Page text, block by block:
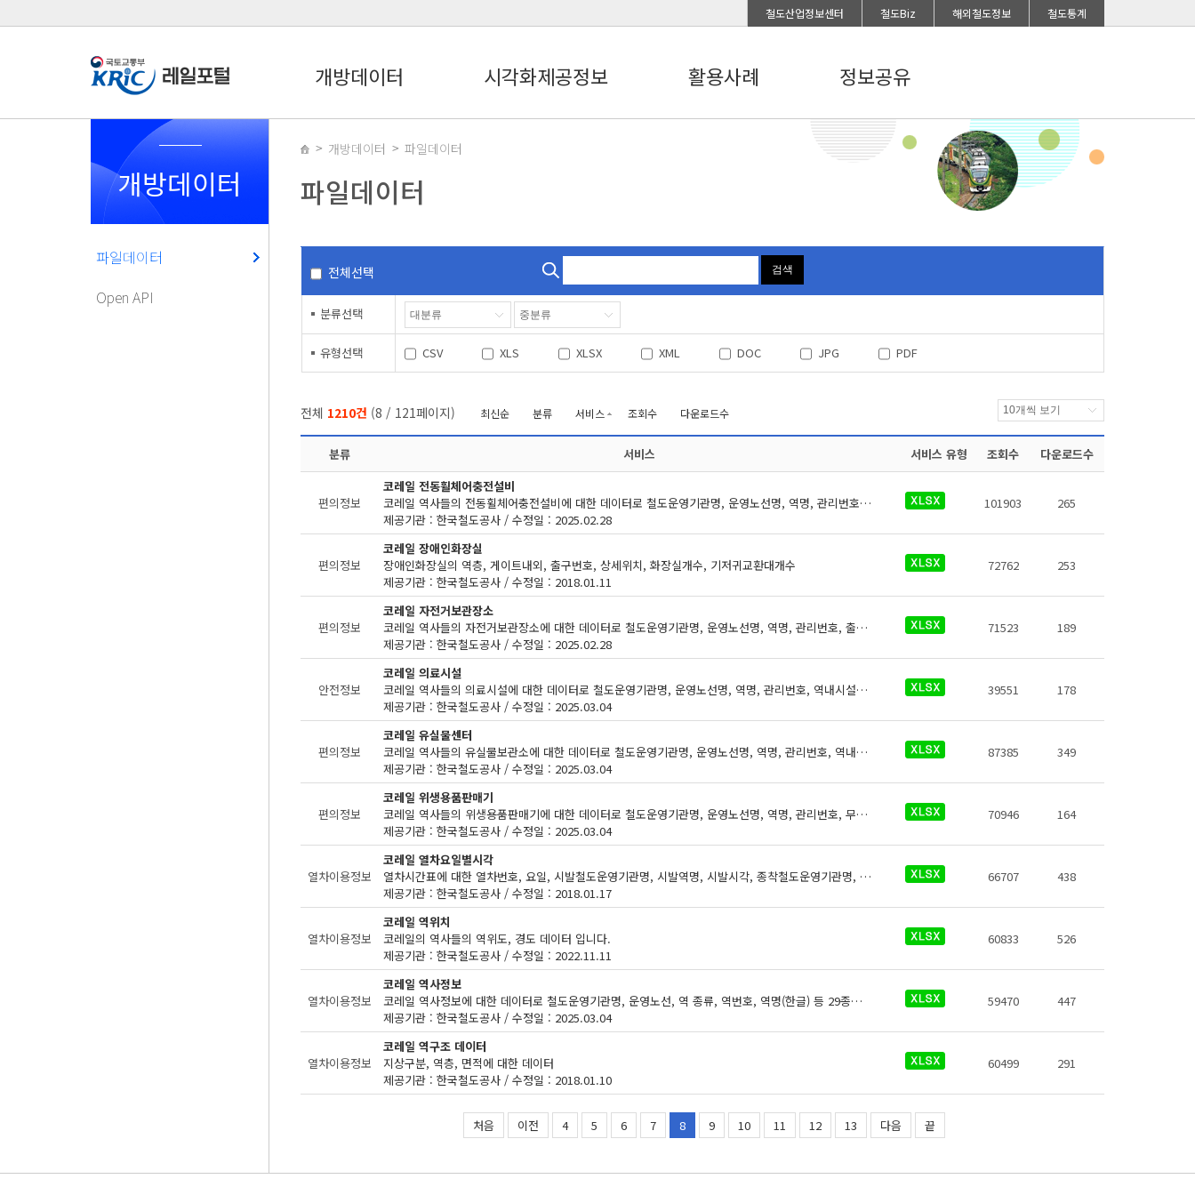
철도산업정보센터 철도Biz 해외철도정보 철도통계
개방데이터 시각화제공정보 활용사례 정보공유
개방데이터
파일데이터
Open API
개방데이터 파일데이터
파일데이터
전체선택 검색
분류선택
유형선택 CSV XLS XLSX XML DOC JPG PDF
전체 1210건 (8 / 121페이지) 최신순 분류 서비스 조회수 다운로드수
분류 서비스 서비스 유형 조회수 다운로드수
편의정보
코레일 전동휠체어충전설비
코레일 역사들의 전동휠체어충전설비에 대한 데이터로 철도운영기관명, 운영노선명, 역명, 관리번호, 충전설비구분, 지상지하구분, 역층, 커넥터구분, 상세위치, 충전설비수, 이용요금, 전화번호, 데이터 기준일자, 참고사항이 있습니다.
제공기관 : 한국철도공사 / 수정일 : 2025.02.28
101903 265
편의정보
코레일 장애인화장실
장애인화장실의 역층, 게이트내외, 출구번호, 상세위치, 화장실개수, 기저귀교환대개수
제공기관 : 한국철도공사 / 수정일 : 2018.01.11
72762 253
편의정보
코레일 자전거보관장소
코레일 역사들의 자전거보관장소에 대한 데이터로 철도운영기관명, 운영노선명, 역명, 관리번호, 출입구번호, 보관대수, 설치형태, 상세위치, 관리기관 전화번호, 관리기관명, 데이터 기준일자, 참고사항이 있습니다.
제공기관 : 한국철도공사 / 수정일 : 2025.02.28
71523 189
안전정보
코레일 의료시설
코레일 역사들의 의료시설에 대한 데이터로 철도운영기관명, 운영노선명, 역명, 관리번호, 역내시설구분, 지상지하구분, 역층, (근접) 출입구번호, 상세위치, 이용시간, 전화번호, 데이터 기준일자, 참고사항이 있습니다.
제공기관 : 한국철도공사 / 수정일 : 2025.03.04
39551 178
편의정보
코레일 유실물센터
코레일 역사들의 유실물보관소에 대한 데이터로 철도운영기관명, 운영노선명, 역명, 관리번호, 역내시설구분, 지상지하구분, 역층, (근접) 출입구번호, 상세위치, 이용시간, 전화번호, 데이터 기준일자, 참고사항이 있습니다.
제공기관 : 한국철도공사 / 수정일 : 2025.03.04
87385 349
편의정보
코레일 위생용품판매기
코레일 역사들의 위생용품판매기에 대한 데이터로 철도운영기관명, 운영노선명, 역명, 관리번호, 무인편의시설구분, 크기코드, 지상지하구분, 역층, 상세위치, 시설수, 이용요금, 운영사, 전화번호, 데이터 기준일자, 참고사항이 있습니다.
제공기관 : 한국철도공사 / 수정일 : 2025.03.04
70946 164
열차이용정보
코레일 열차요일별시각
열차시간표에 대한 열차번호, 요일, 시발철도운영기관명, 시발역명, 시발시각, 종착철도운영기관명, 종착역명, 종착시각
제공기관 : 한국철도공사 / 수정일 : 2018.01.17
66707 438
열차이용정보
코레일 역위치
코레일의 역사들의 역위도, 경도 데이터 입니다.
제공기관 : 한국철도공사 / 수정일 : 2022.11.11
60833 526
열차이용정보
코레일 역사정보
코레일 역사정보에 대한 데이터로 철도운영기관명, 운영노선, 역 종류, 역번호, 역명(한글) 등 29종의 데이터가 있습니다.
제공기관 : 한국철도공사 / 수정일 : 2025.03.04
59470 447
열차이용정보
코레일 역구조 데이터
지상구분, 역층, 면적에 대한 데이터
제공기관 : 한국철도공사 / 수정일 : 2018.01.10
60499 291
처음 이전 4 5 6 7 8 9 10 11 12 13 다음 끝